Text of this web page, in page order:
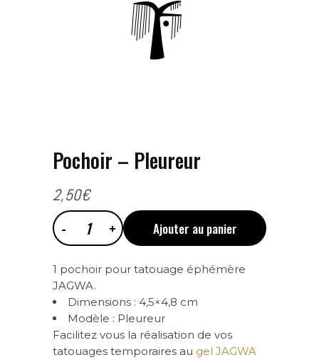
Pochoir – Pleureur
2,50€
Pochoir
-
Pleureur
quantity
Ajouter au panier
1 pochoir pour tatouage éphémère
JAGWA.
Dimensions : 4,5×4,8 cm
Modèle : Pleureur
Facilitez vous la réalisation de vos
tatouages temporaires au gel JAGWA